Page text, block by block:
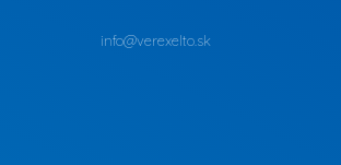
info@verexelto.sk